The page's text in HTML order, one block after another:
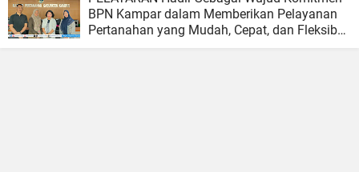
BPN Kampar dalam Memberikan Pelayanan
Pertanahan yang Mudah, Cepat, dan Fleksibel